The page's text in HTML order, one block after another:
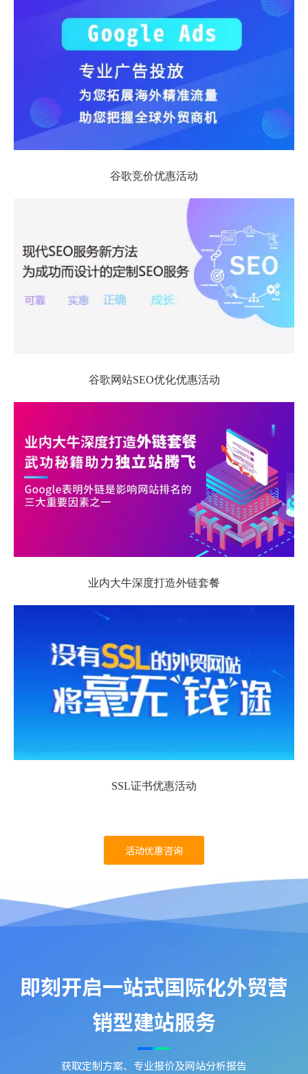
谷歌竞价优惠活动
谷歌网站SEO优化优惠活动
业内大牛深度打造外链套餐
SSL证书优惠活动
活动优惠咨询
即刻开启一站式国际化外贸营
销型建站服务
获取定制方案、专业报价及网站分析报告